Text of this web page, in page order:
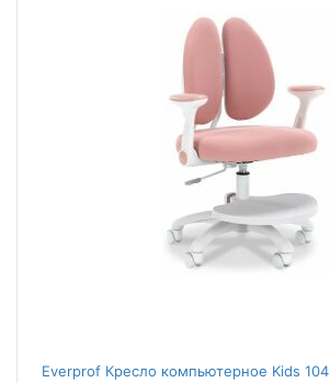
Everprof Кресло компьютерное Kids 104